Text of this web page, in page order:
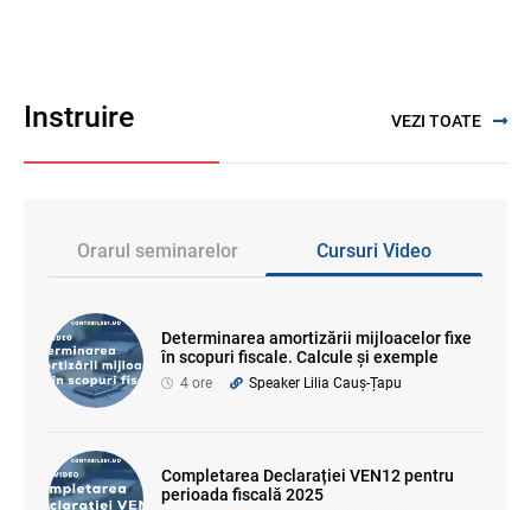
Instruire VEZI TOATE
Orarul seminarelor Cursuri Video
Determinarea amortizării mijloacelor fixe
în scopuri fiscale. Calcule și exemple
4 ore Speaker Lilia Cauș-Țapu
Completarea Declarației VEN12 pentru
perioada fiscală 2025